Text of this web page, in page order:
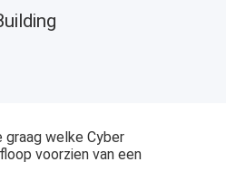
graag welke Cyber
voorzien van een